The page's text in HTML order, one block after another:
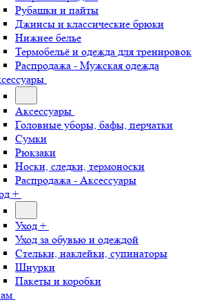
Рубашки и пайты
Джинсы и классические брюки
Нижнее белье
Термобельё и одежда для тренировок
Распродажа - Мужская одежда
Аксессуары
Головные уборы, бафы, перчатки
Сумки
Рюкзаки
Носки, следки, термоноски
Распродажа - Аксессуары
+
Уход +
Уход за обувью и одеждой
Стельки, наклейки, супинаторы
Шнурки
Пакеты и коробки